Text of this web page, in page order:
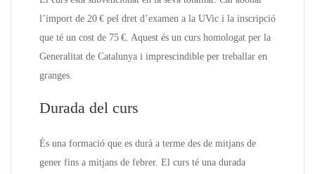
l’import de 20 € pel dret d’examen a la UVic i la inscripció
que té un cost de 75 €. Aquest és un curs homologat per la
Generalitat de Catalunya i imprescindible per treballar en
granges.
Durada del curs
És una formació que es durà a terme des de mitjans de
gener fins a mitjans de febrer. El curs té una durada